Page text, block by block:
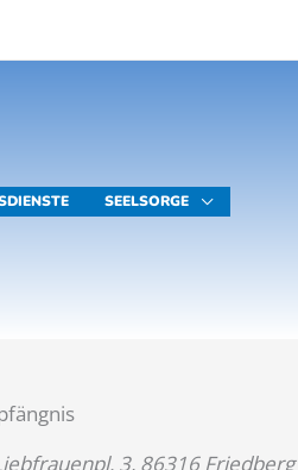
SEELSORGE
3, 86316 Friedberg